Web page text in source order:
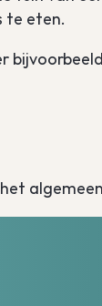
te eten.
bijvoorbeeld